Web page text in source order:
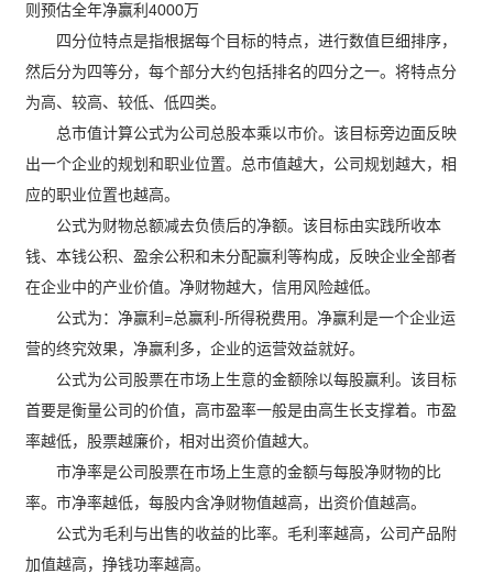
则预估全年净赢利4000万
四分位特点是指根据每个目标的特点，进行数值巨细排序，
然后分为四等分，每个部分大约包括排名的四分之一。将特点分
为高、较高、较低、低四类。
总市值计算公式为公司总股本乘以市价。该目标旁边面反映
出一个企业的规划和职业位置。总市值越大，公司规划越大，相
应的职业位置也越高。
公式为财物总额减去负债后的净额。该目标由实践所收本
钱、本钱公积、盈余公积和未分配赢利等构成，反映企业全部者
在企业中的产业价值。净财物越大，信用风险越低。
公式为：净赢利=总赢利-所得税费用。净赢利是一个企业运
营的终究效果，净赢利多，企业的运营效益就好。
公式为公司股票在市场上生意的金额除以每股赢利。该目标
首要是衡量公司的价值，高市盈率一般是由高生长支撑着。市盈
率越低，股票越廉价，相对出资价值越大。
市净率是公司股票在市场上生意的金额与每股净财物的比
率。市净率越低，每股内含净财物值越高，出资价值越高。
公式为毛利与出售的收益的比率。毛利率越高，公司产品附
加值越高，挣钱功率越高。